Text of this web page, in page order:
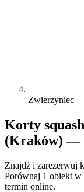
Zwierzyniec
Korty
(Kraków) —
Znajdź i zarezerwuj
Porównaj 1 obiekt w
termin online.